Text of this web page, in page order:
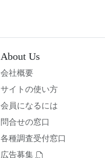
About Us
会社概要
サイトの使い方
会員になるには
問合せの窓口
各種調査受付窓口
広告募集